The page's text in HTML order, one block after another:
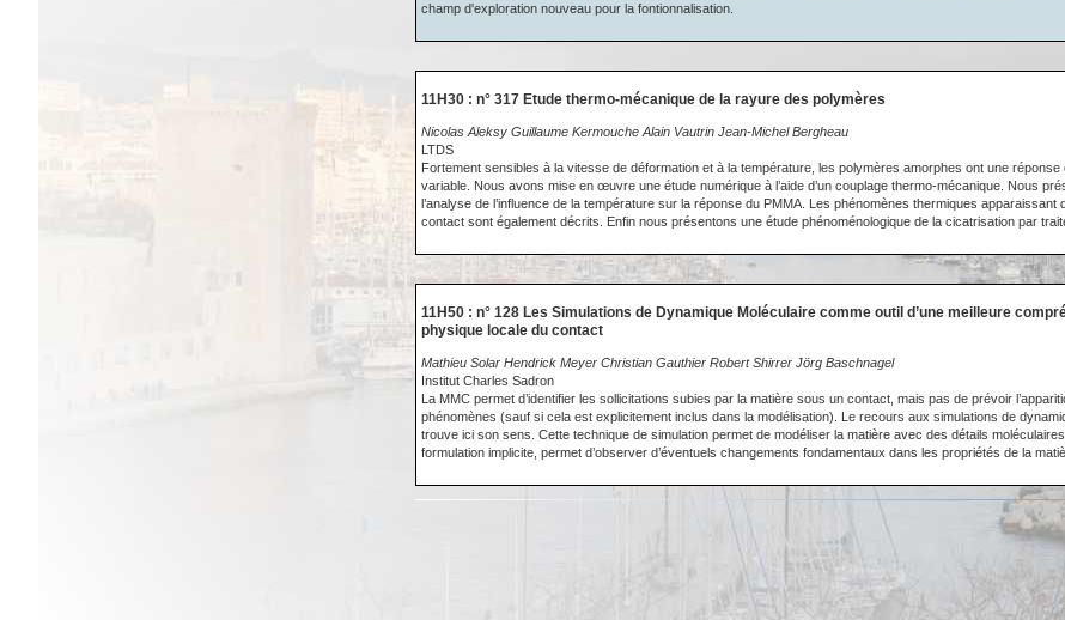
champ d'exploration nouveau pour la fontionnalisation.
11H30 : n° 317 Etude thermo-mécanique de la rayure des polymères
Nicolas Aleksy Guillaume Kermouche Alain Vautrin Jean-Michel Bergheau
LTDS
Fortement sensibles à la vitesse de déformation et à la température, les polymères amorphes ont une réponse
variable. Nous avons mise en œuvre une étude numérique à l’aide d’un couplage thermo-mécanique. Nous
l’analyse de l’influence de la température sur la réponse du PMMA. Les phénomènes thermiques apparaissant
contact sont également décrits. Enfin nous présentons une étude phénoménologique de la cicatrisation par
11H50 : n° 128 Les Simulations de Dynamique Moléculaire comme outil d’une meilleure
physique locale du contact
Mathieu Solar Hendrick Meyer Christian Gauthier Robert Shirrer Jörg Baschnagel
Institut Charles Sadron
La MMC permet d’identifier les sollicitations subies par la matière sous un contact, mais pas de prévoir
phénomènes (sauf si cela est explicitement inclus dans la modélisation). Le recours aux simulations de
trouve ici son sens. Cette technique de simulation permet de modéliser la matière avec des détails
formulation implicite, permet d’observer d’éventuels changements fondamentaux dans les propriétés de la